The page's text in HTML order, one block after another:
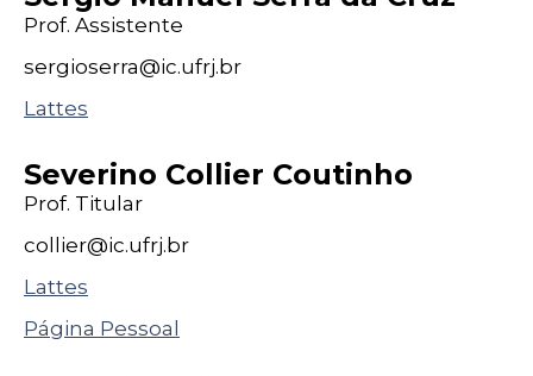
Prof. Assistente
sergioserra@ic.ufrj.br
Lattes
Severino Collier Coutinho
Prof. Titular
collier@ic.ufrj.br
Lattes
Página Pessoal